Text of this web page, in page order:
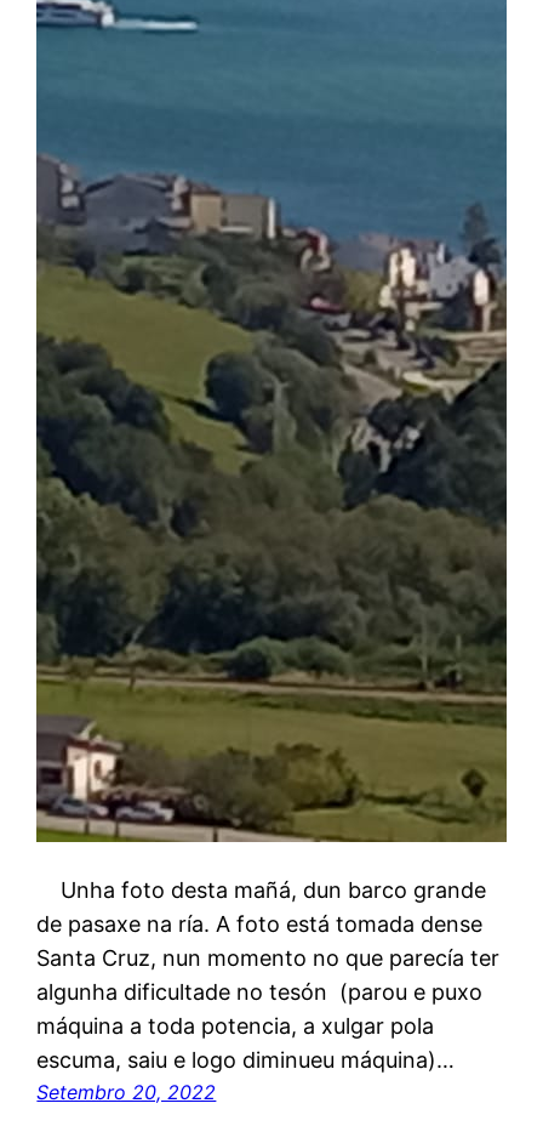
Unha foto desta mañá, dun barco grande
de pasaxe na ría. A foto está tomada dense
Santa Cruz, nun momento no que parecía ter
algunha dificultade no tesón (parou e puxo
máquina a toda potencia, a xulgar pola
escuma, saiu e logo diminueu máquina)…
Setembro 20, 2022